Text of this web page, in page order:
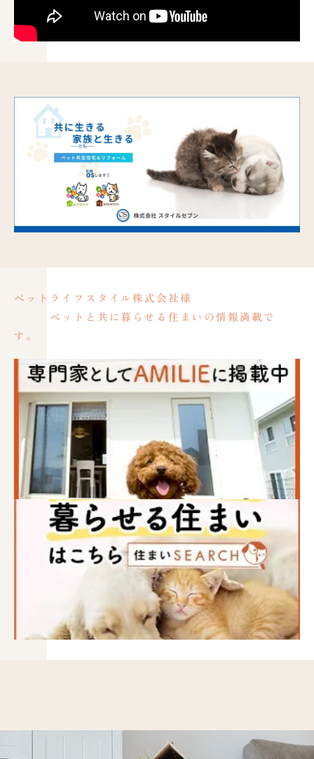
ペットライフスタイル株式会社様
ペットと共に暮らせる住まいの情報満載で
す。